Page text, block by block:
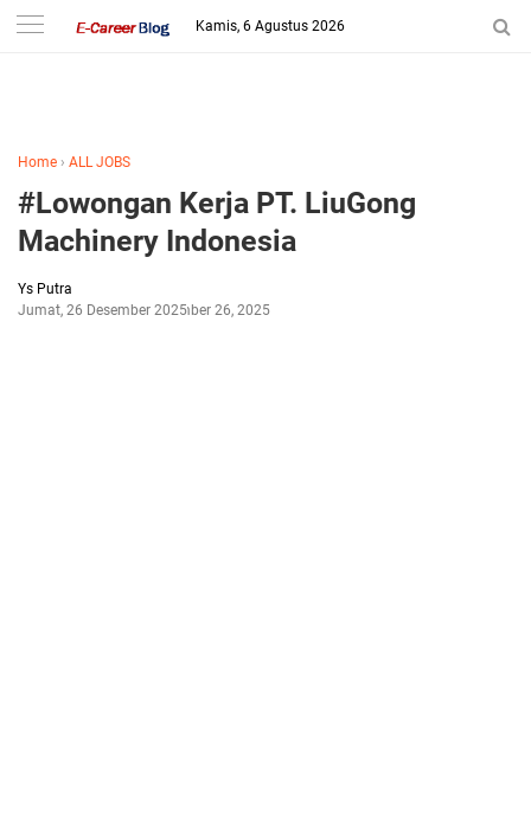
-->
Kamis, 6 Agustus 2026
Home › ALL JOBS
#Lowongan Kerja PT. LiuGong
Machinery Indonesia
Ys Putra
Jumat, 26 Desember 2025Desember 26, 2025